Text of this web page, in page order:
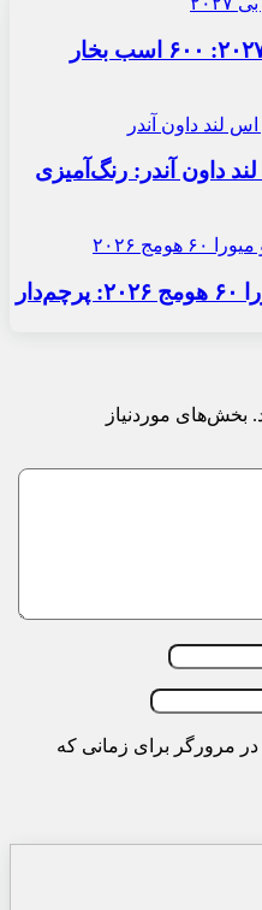
معرفی دوج چارجر سوپر بی ۲۰۲۷: ۶۰۰ اسب بخار
توربو اس لند داون آندر: رنگ‌آمیزی
معرفی لامبورگینی روئلتو میورا ۶۰ هومج ۲۰۲۶: پرچم‌دار
بخش‌های موردنیاز
مرورگر برای زمانی که